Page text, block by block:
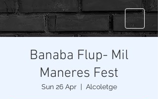
Banaba Flup- Mil
Maneres Fest
Sun 26 Apr
  |
Alcoletge